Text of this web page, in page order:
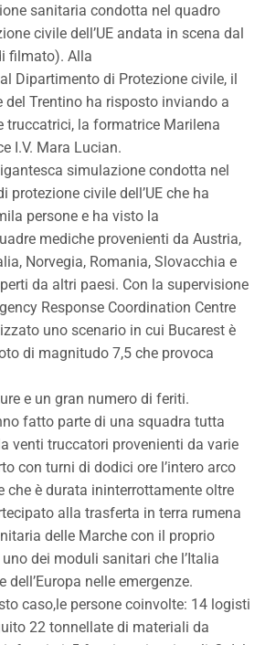
sanitaria condotta nel quadro
civile dell’UE andata in scena dal
filmato). Alla
Dipartimento di Protezione civile, il
del Trentino ha risposto inviando a
truccatrici, la formatrice Marilena
I.V. Mara Lucian.
simulazione condotta nel
protezione civile dell’UE che ha
persone e ha visto la
mediche provenienti da Austria,
Norvegia, Romania, Slovacchia e
da altri paesi. Con la supervisione
Response Coordination Centre
uno scenario in cui Bucarest è
di magnitudo 7,5 che provoca
e un gran numero di feriti.
fatto parte di una squadra tutta
venti truccatori provenienti da varie
con turni di dodici ore l’intero arco
che è durata ininterrottamente oltre
alla trasferta in terra rumena
delle Marche con il proprio
dei moduli sanitari che l’Italia
nelle emergenze.
caso,le persone coinvolte: 14 logisti
22 tonnellate di materiali da